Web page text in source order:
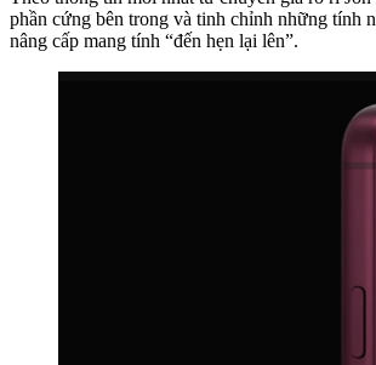
phần cứng bên trong và tinh chỉnh những tính
nâng cấp mang tính “đến hẹn lại lên”.